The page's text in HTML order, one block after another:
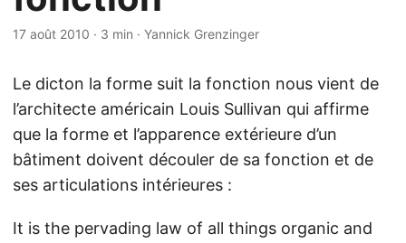
17 août 2010 · 3 min · Yannick Grenzinger
Le dicton la forme suit la fonction nous vient de
l’architecte américain Louis Sullivan qui affirme
que la forme et l’apparence extérieure d’un
bâtiment doivent découler de sa fonction et de
ses articulations intérieures :
It is the pervading law of all things organic and